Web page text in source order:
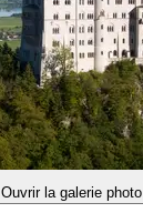
Ouvrir la galerie photo